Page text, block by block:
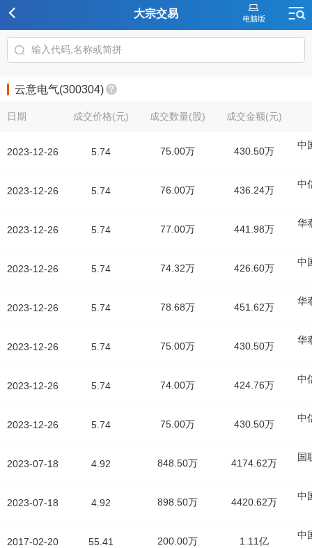
大宗交易
云意电气(300304)
日期
2023-12-26
2023-12-26
2023-12-26
2023-12-26
2023-12-26
2023-12-26
2023-12-26
2023-12-26
2023-07-18
2023-07-18
2017-02-20
成交价格(元) 成交数量(股) 成交金额(元)
5.74 75.00万 430.50万
中
5.74 76.00万 436.24万
中
5.74 77.00万 441.98万
华
5.74 74.32万 426.60万
中
5.74 78.68万 451.62万
华
5.74 75.00万 430.50万
华
5.74 74.00万 424.76万
中
5.74 75.00万 430.50万
中
4.92 848.50万 4174.62万
国
4.92 898.50万 4420.62万
中
55.41 200.00万 1.11亿
中